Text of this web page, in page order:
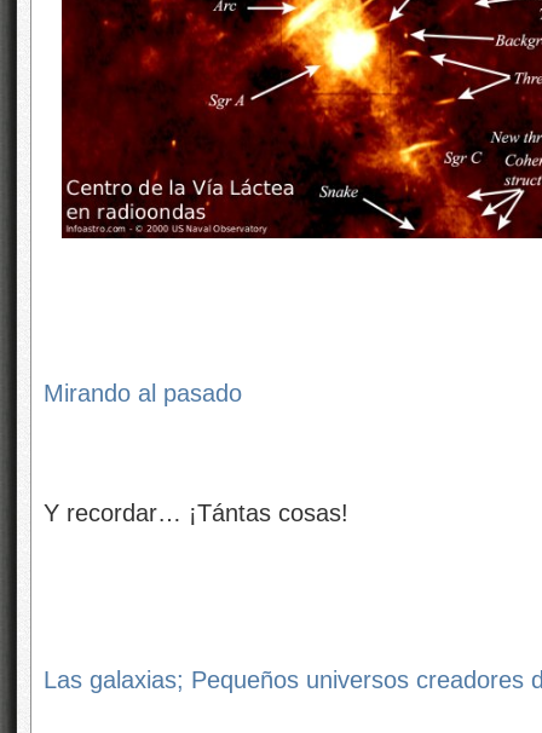
Mirando al pasado
Y recordar… ¡Tántas cosas!
Las galaxias; Pequeños universos creadores